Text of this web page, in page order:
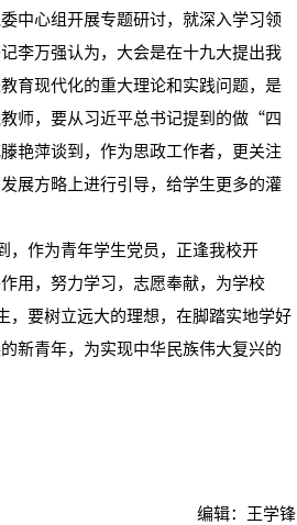
心组开展专题研讨，就深入学习领
李万强认为，大会是在十九大提出我
育现代化的重大理论和实践问题，是
师，要从习近平总书记提到的做“四
艳萍谈到，作为思政工作者，更关注
展方略上进行引导，给学生更多的灌
作为青年学生党员，正逢我校开
用，努力学习，志愿奉献，为学校
要树立远大的理想，在脚踏实地学好
新青年，为实现中华民族伟大复兴的
编辑：王学锋